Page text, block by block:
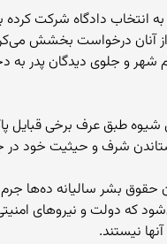
تجاوز ۴ مرد به انتخاب دادگاه شرکت
از آنان درخواست بخشش
طبق عرف برخی قبایل
ستاندن شرف و حیثیت خود
بشر سالیانه ده‌ها جرم
که دولت و نیروهای
نیستند.